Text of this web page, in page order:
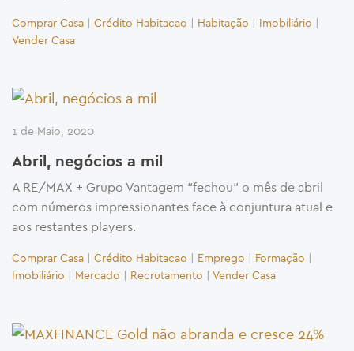
Comprar Casa | Crédito Habitacao | Habitação | Imobiliário |
Vender Casa
1 de Maio, 2020
Abril, negócios a mil
A RE/MAX + Grupo Vantagem “fechou” o mês de abril
com números impressionantes face à conjuntura atual e
aos restantes players.
Comprar Casa Crédito Habitacao Emprego Formação
Imobiliário
Mercado Recrutamento Vender Casa